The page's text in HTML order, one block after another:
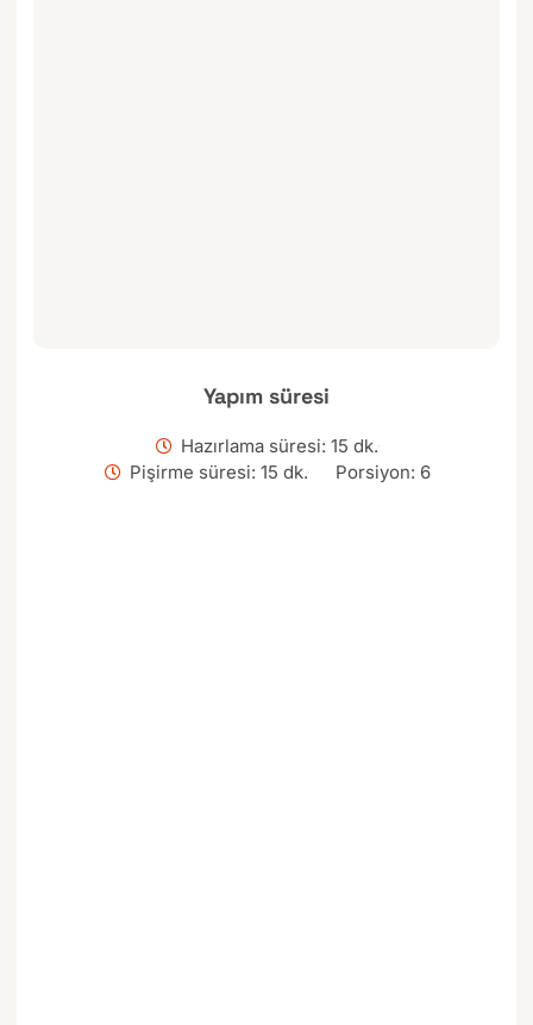
Yapım süresi
Hazırlama süresi: 15 dk.
Pişirme süresi: 15 dk.
Porsiyon: 6